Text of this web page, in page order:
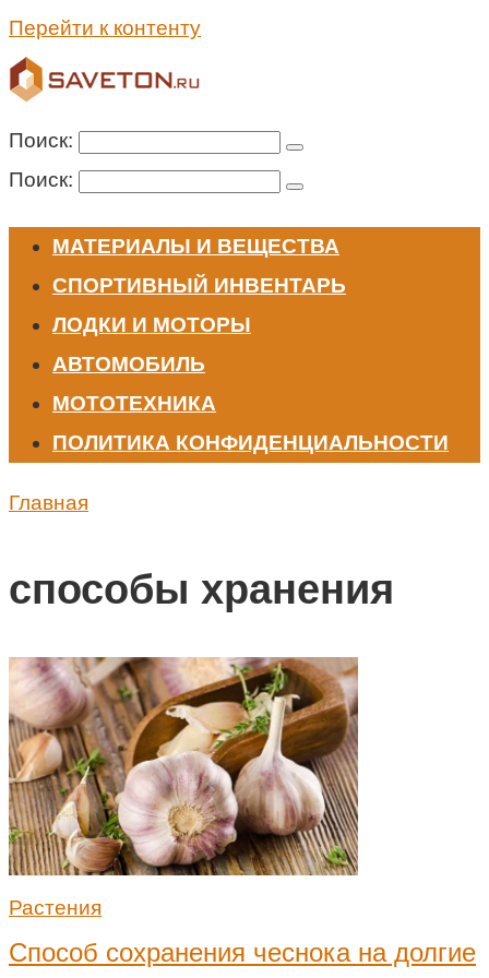
Перейти к контенту
Поиск:
Поиск:
МАТЕРИАЛЫ И ВЕЩЕСТВА
СПОРТИВНЫЙ ИНВЕНТАРЬ
ЛОДКИ И МОТОРЫ
АВТОМОБИЛЬ
МОТОТЕХНИКА
ПОЛИТИКА КОНФИДЕНЦИАЛЬНОСТИ
Главная
способы хранения
Растения
Способ сохранения чеснока на долгие